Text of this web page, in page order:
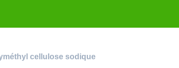
cellulose sodique